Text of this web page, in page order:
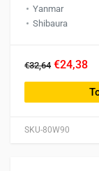
SKU-80W90
Yanmar
Shibaura
€32,64 €24,38